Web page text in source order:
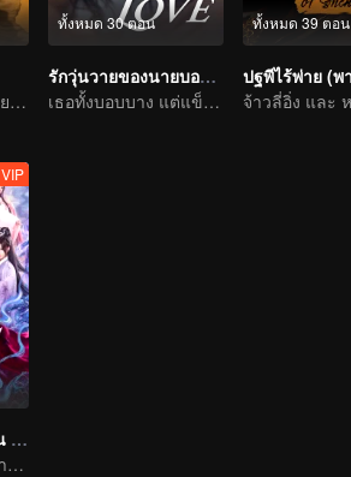
เหล่าเซียนเทพมาช่วยทำลายล้างความชั่วร้ายให้กับประชาชน
ทั้งหมด 30 ตอน
รักวุ่นวายของนายบอดี้การ์ด
เธอทั้งบอบบาง แต่แข็งแกร่ง
ทั้งหมด 39 ตอน
VIP
ฝืนชะตาท้าเป็นเซียน (พากย์ไทย)
พลิกฟ้าขึ้นเป็นเทพหาใช่เรื่องพิสดารไม่